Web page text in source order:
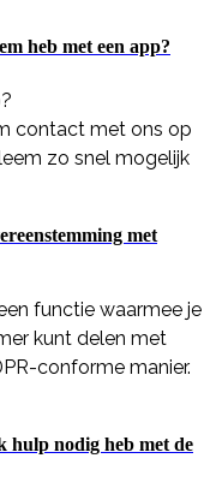
heb met een app?
contact met ons op
zo snel mogelijk
met
functie waarmee je
kunt delen met
conforme manier.
hulp nodig heb met de